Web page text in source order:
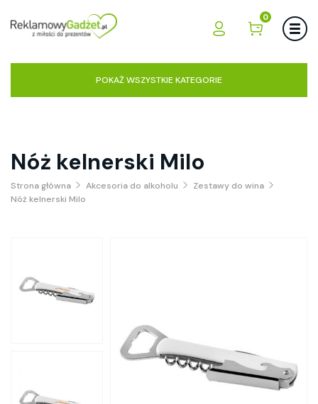
0
POKAŻ WSZYSTKIE KATEGORIE
Nóż kelnerski Milo
Strona główna Akcesoria do alkoholu
Zestawy do wina
Nóż kelnerski Milo